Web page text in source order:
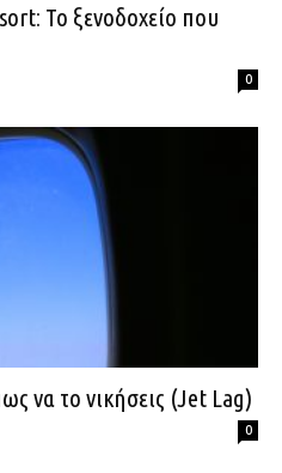
Το ξενοδοχείο που
0
να το νικήσεις (Jet Lag)
0